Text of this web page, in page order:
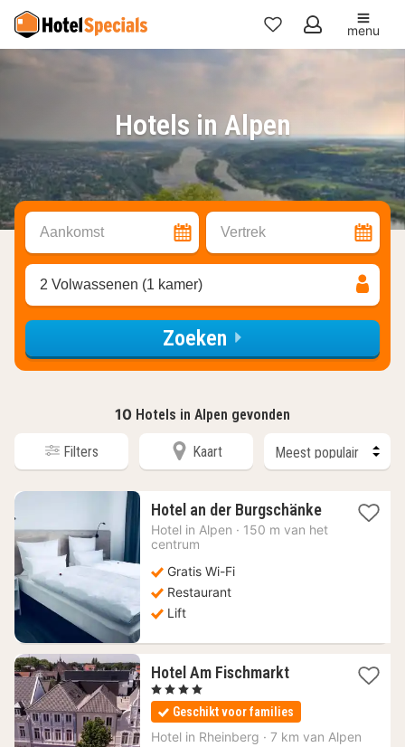
Mijn
menu
Hotels in Alpen
Aankomst Vertrek
2 Volwassenen (1 kamer)
Zoeken
10 Hotels in Alpen gevonden
Filters Kaart
Hotel an der Burgschänke1
nacht
Hotel in Alpen · 150 m van het
centrum
Gratis Wi-Fi
Restaurant
Lift
Hotel Am Fischmarkt1
vanaf
99
€
, 4 Sterren
Geschikt voor families
Hotel in Rheinberg · 7 km van Alpen